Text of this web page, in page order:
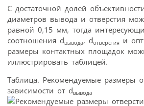
С достаточной долей
диаметров вывода и отверстия
равной 0,15 мм, тогда
соотношения dвывода, dотверстия и
размеры контактных площадок
иллюстрировать таблицей.
Таблица. Рекомендуемые размеры
зависимости от dвывода